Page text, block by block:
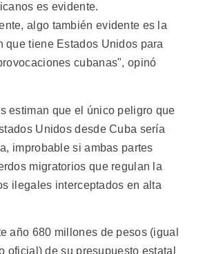
es evidente.
algo también evidente es la
que tiene Estados Unidos para
cubanas", opinó
estiman que el único peligro que
Unidos desde Cuba sería
improbable si ambas partes
migratorios que regulan la
ilegales interceptados en alta
año 680 millones de pesos (igual
oficial) de su presupuesto estatal